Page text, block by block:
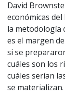
David
económicas
la metodología
es el margen
si se
cuáles son los
cuáles serían
se materializan.